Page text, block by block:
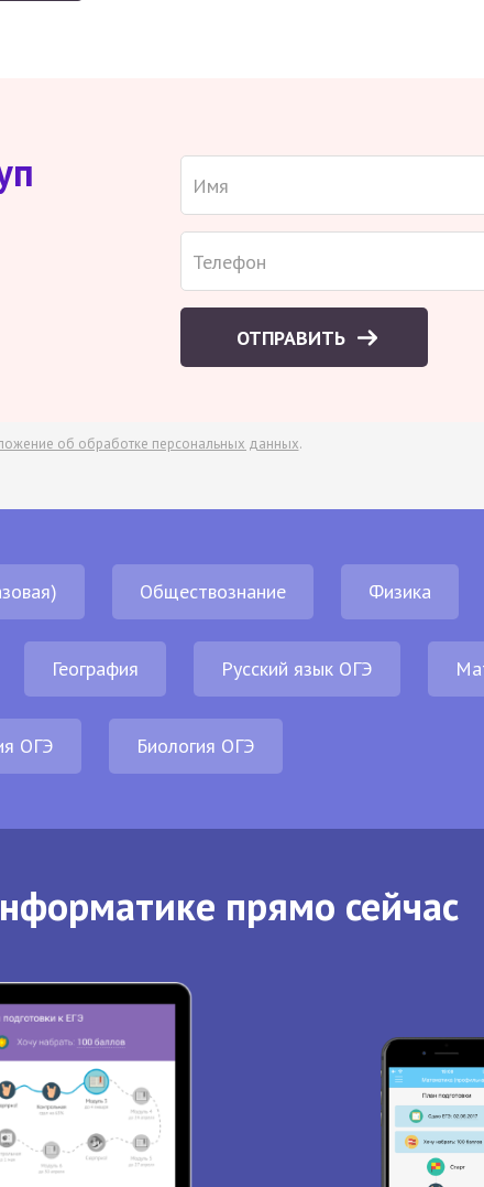
ОТПРАВИТЬ
об обработке персональных данных.
Обществознание Физика
География Русский язык ОГЭ
ОГЭ Биология ОГЭ
прямо сейчас